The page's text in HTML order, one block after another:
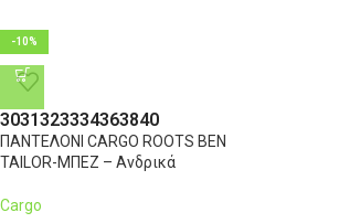
-10%
3031323334363840
ΠΑΝΤΕΛΟΝΙ CARGO ROOTS BEN
TAILOR-ΜΠΕΖ – Ανδρικά
Cargo